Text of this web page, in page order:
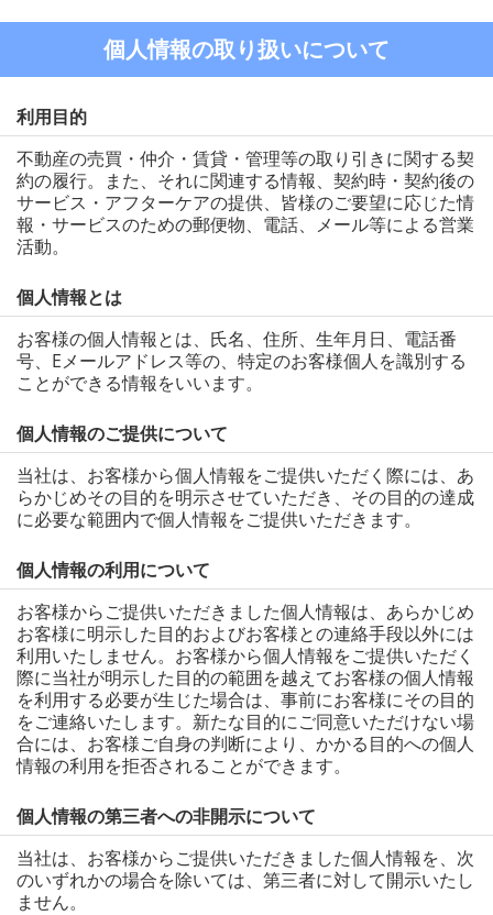
個人情報の取り扱いについて
利用目的
不動産の売買・仲介・賃貸・管理等の取り引きに関する契
約の履行。また、それに関連する情報、契約時・契約後の
サービス・アフターケアの提供、皆様のご要望に応じた情
報・サービスのための郵便物、電話、メール等による営業
活動。
個人情報とは
お客様の個人情報とは、氏名、住所、生年月日、電話番
号、Eメールアドレス等の、特定のお客様個人を識別する
ことができる情報をいいます。
個人情報のご提供について
当社は、お客様から個人情報をご提供いただく際には、あ
らかじめその目的を明示させていただき、その目的の達成
に必要な範囲内で個人情報をご提供いただきます。
個人情報の利用について
お客様からご提供いただきました個人情報は、あらかじめ
お客様に明示した目的およびお客様との連絡手段以外には
利用いたしません。お客様から個人情報をご提供いただく
際に当社が明示した目的の範囲を越えてお客様の個人情報
を利用する必要が生じた場合は、事前にお客様にその目的
をご連絡いたします。新たな目的にご同意いただけない場
合には、お客様ご自身の判断により、かかる目的への個人
情報の利用を拒否されることができます。
個人情報の第三者への非開示について
当社は、お客様からご提供いただきました個人情報を、次
のいずれかの場合を除いては、第三者に対して開示いたし
ません。